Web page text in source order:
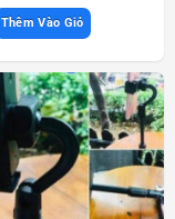
Thêm Vào Giỏ